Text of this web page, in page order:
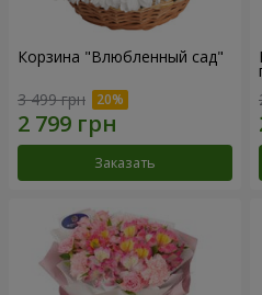
Корзина "Влюбленный сад"
3 499 грн
Заказать